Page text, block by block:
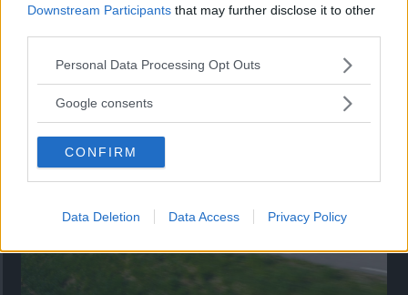
Downstream Participants that may further disclose it to other
Please note that this website/app uses one or more Google
not limited to your visit or usage behaviour. You may click to
use your data for below specified purposes in below Google
consent section.
Personal Data Processing Opt Outs
Google consents
CONFIRM
Data Deletion Data Access Privacy Policy
”God chans att bli ny favorit”
Utbudet av terrängdugliga kombibilar har krympt men fylls